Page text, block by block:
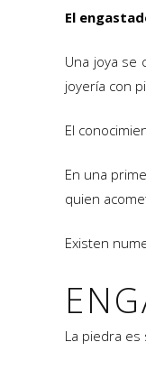
El
Una joya se
joyería con
El
En una
quien
Existen
La piedra